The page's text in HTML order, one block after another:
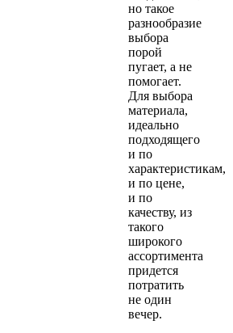
но такое
разнообразие
выбора
порой
пугает, а не
помогает.
Для выбора
материала,
идеально
подходящего
и по
характеристикам,
и по цене,
и по
качеству, из
такого
широкого
ассортимента
придется
потратить
не один
вечер.